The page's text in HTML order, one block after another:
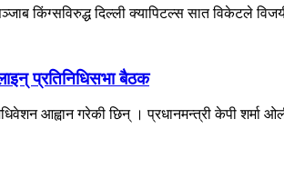
किंग्सविरुद्ध दिल्ली क्यापिटल्स सात विकेटले
प्रतिनिधिसभा बैठक
आह्वान गरेकी छिन् । प्रधानमन्त्री केपी शर्मा